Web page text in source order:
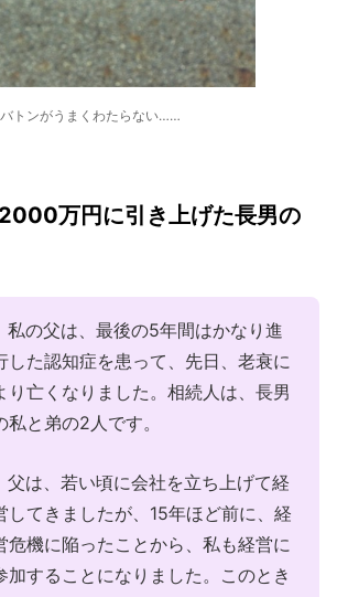
バトンがうまくわたらない……
万円に引き上げた長男の
私の父は、最後の5年間はかなり進
した認知症を患って、先日、老衰に
り亡くなりました。相続人は、長男
私と弟の2人です。
父は、若い頃に会社を立ち上げて経
してきましたが、15年ほど前に、経
危機に陥ったことから、私も経営に
加することになりました。このとき